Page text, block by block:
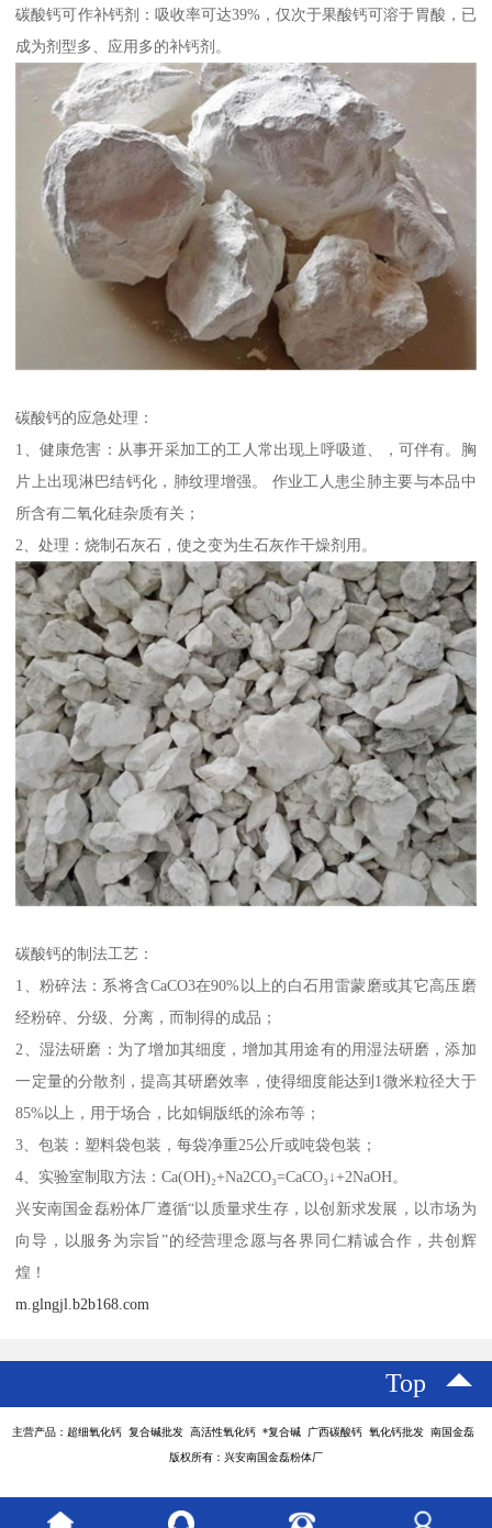
碳酸钙可作补钙剂：吸收率可达39%，仅次于果酸钙可溶于胃酸，已
成为剂型多、应用多的补钙剂。
碳酸钙的应急处理：
1、健康危害：从事开采加工的工人常出现上呼吸道、，可伴有。胸
片上出现淋巴结钙化，肺纹理增强。 作业工人患尘肺主要与本品中
所含有二氧化硅杂质有关；
2、处理：烧制石灰石，使之变为生石灰作干燥剂用。
碳酸钙的制法工艺：
1、粉碎法：系将含CaCO3在90%以上的白石用雷蒙磨或其它高压磨
经粉碎、分级、分离，而制得的成品；
2、湿法研磨：为了增加其细度，增加其用途有的用湿法研磨，添加
一定量的分散剂，提高其研磨效率，使得细度能达到1微米粒径大于
85%以上，用于场合，比如铜版纸的涂布等；
3、包装：塑料袋包装，每袋净重25公斤或吨袋包装；
4、实验室制取方法：Ca(OH)₂+Na2CO₃=CaCO₃↓+2NaOH。
兴安南国金磊粉体厂遵循“以质量求生存，以创新求发展，以市场为
向导，以服务为宗旨”的经营理念愿与各界同仁精诚合作，共创辉
煌！
m.glngjl.b2b168.com
Top
主营产品：超细氧化钙 复合碱批发 高活性氧化钙 *复合碱 广西碳酸钙 氧化钙批发 南国金磊
版权所有：兴安南国金磊粉体厂